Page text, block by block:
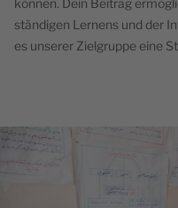
können. Dein Beitrag
ständigen Lernens und der
es unserer Zielgruppe eine